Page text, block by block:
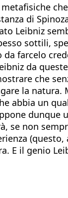
di
Leibniz
sottili,
farcelo
da
che
la
abbia un
se non
E il genio